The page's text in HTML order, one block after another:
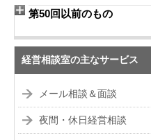
第50回以前のもの
経営相談室の主なサービス
メール相談＆面談
夜間・休日経営相談